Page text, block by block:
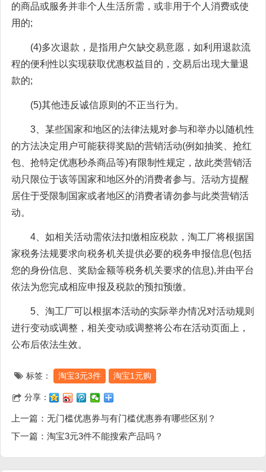
的商品或服务并非个人生活所需，或非用于个人消费或使
用的;
(4)多次退款，是指用户欠缺交易意愿，如利用退款流
程的便利性以实现获取优惠权益目的，交易后出现大量退
款的;
(5)其他违反诚信原则的不正当行为。
3、某些国家和地区的法律法规对参与和举办以随机性
的方法决定用户可能获得奖励的营销活动(例如抽奖、抢红
包、抢特定优惠秒杀商品等)有限制性规定，故此类营销活
动只限位于该等国家和地区外的消费者参与。活动方提醒
居住于受限制国家或者地区的消费者请勿参与此类营销活
动。
4、如相关活动需依法扣缴相应税款，淘工厂将根据国
家税务法规要求向税务机关提供必要的税务申报信息(包括
您的身份信息、奖励金额等税务机关要求的信息),并由平台
依法为您完成相应申报及税款的预扣预缴。
5、淘工厂可以根据本活动的实际举办情况对活动规则
进行变动或调整，相关变动或调整将公布在活动页面上，
公布后依法生效。
标签： 淘宝3元3件 淘宝1元购
分享：
上一篇： 无门槛优惠券与有门槛优惠券有哪些区别？
下一篇： 淘宝3元3件不能搜索产品吗？